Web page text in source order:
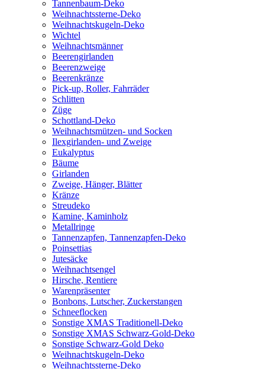
Tannenbaum-Deko
Weihnachtssterne-Deko
Weihnachtskugeln-Deko
Wichtel
Weihnachtsmänner
Beerengirlanden
Beerenzweige
Beerenkränze
Pick-up, Roller, Fahrräder
Schlitten
Züge
Schottland-Deko
Weihnachtsmützen- und Socken
Ilexgirlanden- und Zweige
Eukalyptus
Bäume
Girlanden
Zweige, Hänger, Blätter
Kränze
Streudeko
Kamine, Kaminholz
Metallringe
Tannenzapfen, Tannenzapfen-Deko
Poinsettias
Jutesäcke
Weihnachtsengel
Hirsche, Rentiere
Warenpräsenter
Bonbons, Lutscher, Zuckerstangen
Schneeflocken
Sonstige XMAS Traditionell-Deko
Sonstige XMAS Schwarz-Gold-Deko
Sonstige Schwarz-Gold Deko
Weihnachtskugeln-Deko
Weihnachtssterne-Deko